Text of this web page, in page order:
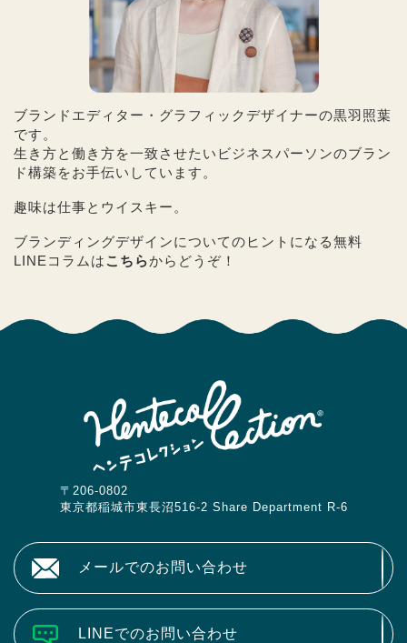
ブランドエディター・グラフィックデザイナーの黒羽照葉
です。
生き方と働き方を一致させたいビジネスパーソンのブラン
ド構築をお手伝いしています。
趣味は仕事とウイスキー。
ブランディングデザインについてのヒントになる無料
LINEコラムはこちらからどうぞ！
〒206-0802
東京都稲城市東長沼516-2 Share Department R-6
メールでのお問い合わせ
LINEでのお問い合わせ